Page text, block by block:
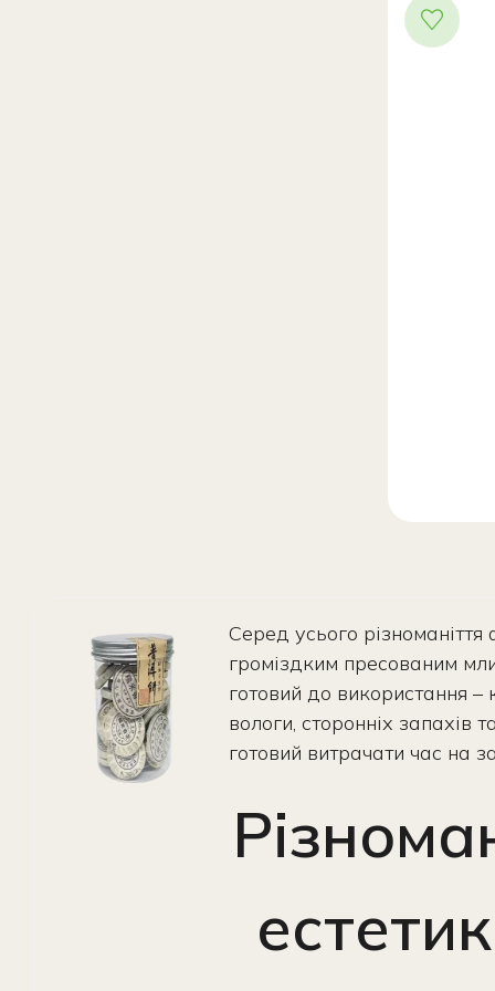
Серед усього
громіздким пресованим
готовий до використання
вологи, сторонніх запахів
готовий витрачати час на